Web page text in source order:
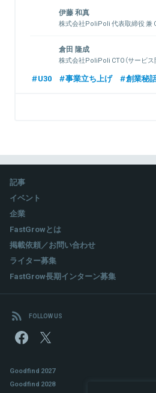
伊藤 和真
株式会社PoliPoli 代表取締役 兼
俳句SNSアプリ『俳句てふてふ』を開
却。18歳当時、2017年の衆院選で政
いという課題を感じ、2018年株式会
プラットフォーム『PoliPoli』『PoliPoli
謗中傷等の違法・有害情報への対策
倉田 隆成
株式会社PoliPoli CTO（サービス
桜美林高校卒慶應義塾大学在学中。ス
ーンの後、PoliPoliを創業。
関連情報をみる
U30 事業立ち上げ 創業秘
記事
イベント
企業
FastGrowとは
掲載依頼／お問い合わせ
ライター募集
FastGrow長期インターン募集
FOLLOW US
Goodfind 2027
Goodfind 2028